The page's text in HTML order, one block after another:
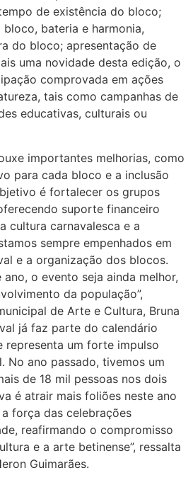
de existência do bloco;
bateria e harmonia,
do bloco; apresentação de
uma novidade desta edição, o
comprovada em ações
tais como campanhas de
educativas, culturais ou
importantes melhorias, como
para cada bloco e a inclusão
é fortalecer os grupos
suporte financeiro
cultura carnavalesca e a
sempre empenhados em
e a organização dos blocos.
ano, o evento seja ainda melhor,
da população”,
de Arte e Cultura, Bruna
já faz parte do calendário
um forte impulso
No ano passado, tivemos um
de 18 mil pessoas nos dois
é atrair mais foliões neste ano
força das celebrações
reafirmando o compromisso
e a arte betinense”, ressalta
Guimarães.